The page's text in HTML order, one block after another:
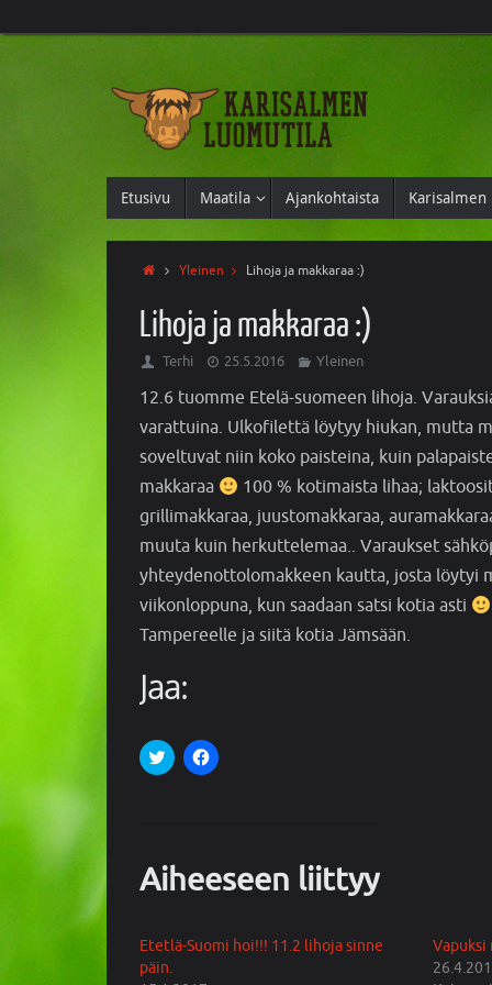
Etusivu Maatila Ajankohtaista
Yleinen Lihoja ja makkaraa :)
Lihoja ja makkaraa :)
Terhi 25.5.2016 Yleinen
12.6 tuomme Etelä-suomeen lihoja.
varattuina. Ulkofilettä löytyy hiukan, mutta
soveltuvat niin koko paisteina, kuin
makkaraa
100 % kotimaista lihaa;
grillimakkaraa, juustomakkaraa,
muuta kuin herkuttelemaa.. Varaukset
yhteydenottolomakkeen kautta, josta löytyi
viikonloppuna, kun saadaan satsi kotia asti
Tampereelle ja siitä kotia Jämsään.
Jaa:
a
e
i
ä
(
A
a
o
o
k
s
a
Aiheeseen liittyy
Etetlä-Suomi hoi!!! 11.2 lihoja sinne
päin.
Vapuksi